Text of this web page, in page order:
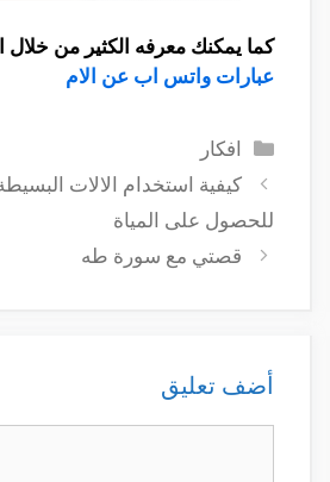
كما يمكنك معرفه الكثير من
عبارات واتس اب عن الام
التصنيفات
افكار
كيفية استخدام الالات
للحصول على المياة
قصتي مع سورة طه
أضف تعليق